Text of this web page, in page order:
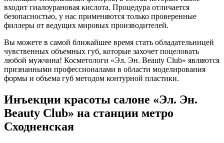
входит гиалоурановая кислота. Процедура отличается
безопасностью, у нас применяются только проверенные
филлеры от ведущих мировых производителей.
Вы можете в самой ближайшее время стать обладательницей
чувственных объемных губ, которые захочет поцеловать
любой мужчина! Косметологи «Эл. Эн. Beauty Club» являются
признанными профессионалами в области моделирования
формы и объема губ методом контурной пластики.
Инъекции красоты салоне «Эл. Эн.
Beauty Club» на станции метро
Сходненская